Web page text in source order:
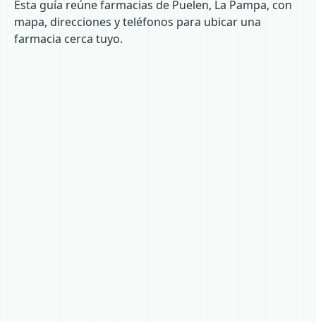
Esta guía reúne farmacias de Puelen, La Pampa, con
mapa, direcciones y teléfonos para ubicar una
farmacia cerca tuyo.